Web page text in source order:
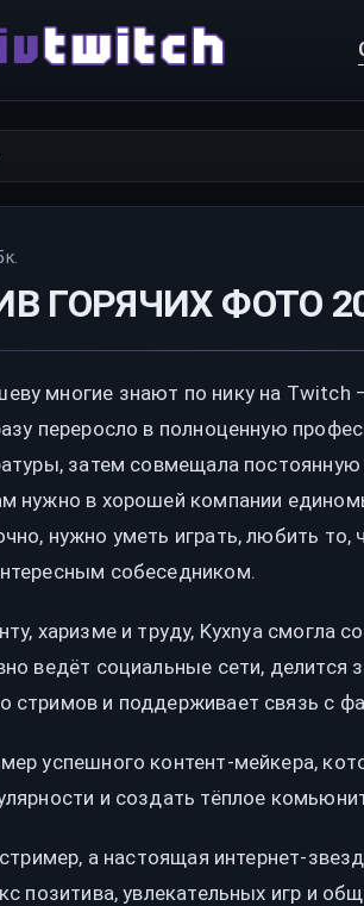
ГОРЯЧИХ ФОТО
многие знают по нику на Twitch
переросло в полноценную
затем совмещала
нужно в хорошей компании
нужно уметь играть, любить то,
собеседником.
харизме и труду, Kyxnya
ведёт социальные сети,
стримов и поддерживает связь с
успешного контент-мейкера,
и создать тёплое
а настоящая интернет-
позитива, увлекательных игр и